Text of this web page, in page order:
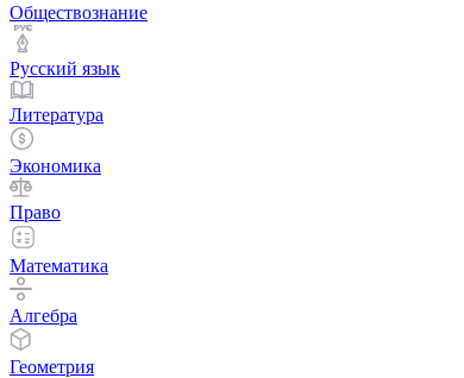
Обществознание
Русский язык
Литература
Экономика
Право
Математика
Алгебра
Геометрия